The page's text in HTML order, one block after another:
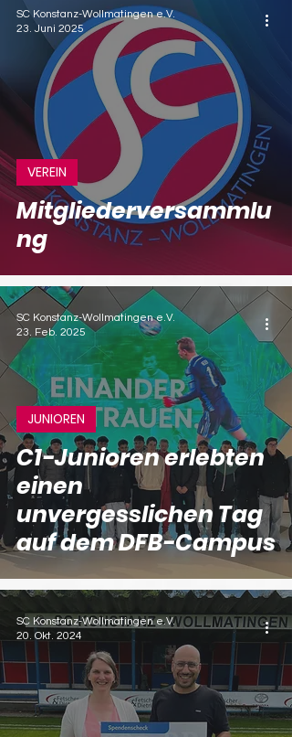
Mitgliederversammlu
ng
VEREIN
SC Konstanz-Wollmatingen e.V.
23. Juni 2025
C1-Junioren erlebten
einen
unvergesslichen Tag
auf dem DFB-Campus
JUNIOREN
SC Konstanz-Wollmatingen e.V.
23. Feb. 2025
SC Konstanz-Wollmatingen e.V.
20. Okt. 2024